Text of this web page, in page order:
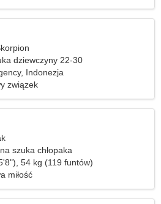
dziewczyny 22-30
Indonezja
związek
szuka chłopaka
54 kg (119 funtów)
miłość